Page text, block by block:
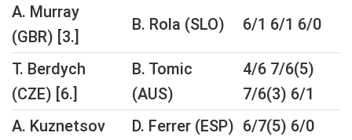
A. Murray
(GBR) [3.]
B. Rola (SLO) 6/1 6/1 6/0
T. Berdych
(CZE) [6.]
B. Tomic
(AUS)
4/6 7/6(5)
7/6(3) 6/1
A. Kuznetsov
D. Ferrer (ESP) 6/7(5) 6/0